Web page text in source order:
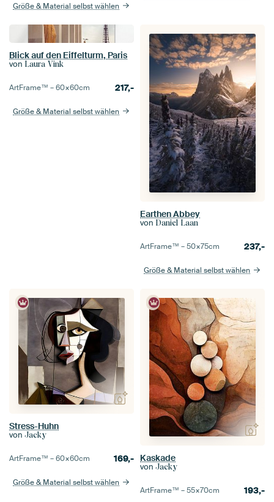
Größe & Material selbst wählen
Blick auf den Eiffelturm, Paris
von Laura Vink
ArtFrame™ –60×60cm 217,-
Größe & Material selbst wählen
Earthen Abbey
von Daniel Laan
ArtFrame™ –50×75cm 237,-
Größe & Material selbst wählen
Stress-Huhn
von Jacky
ArtFrame™ –60×60cm 169,-
Größe & Material selbst wählen
Kaskade
von Jacky
ArtFrame™ –55×70cm 193,-